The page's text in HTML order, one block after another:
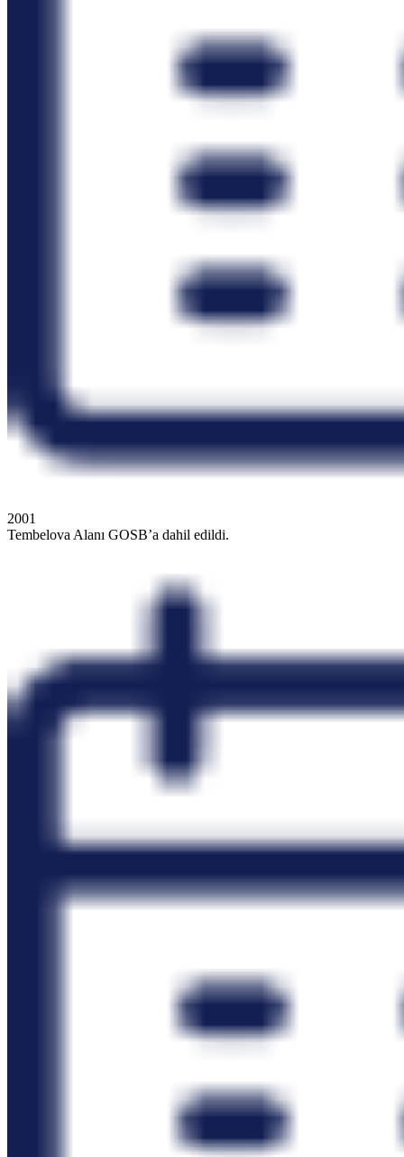
2001
Tembelova Alanı GOSB’a dahil edildi.